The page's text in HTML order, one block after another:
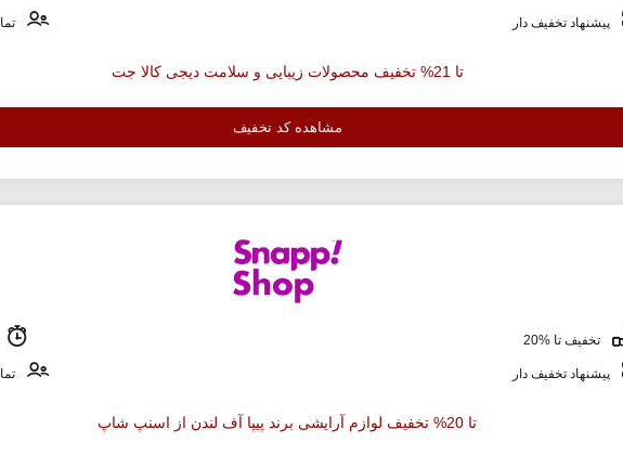
پیشنهاد تخفیف دار
تا 21% تخفیف محصولات زیبایی و سلامت دیجی کالا جت
مشاهده کد تخفیف
تخفیف تا %20
پیشنهاد تخفیف دار
تا 20% تخفیف لوازم آرایشی برند پیپا آف لندن از اسنپ شاپ